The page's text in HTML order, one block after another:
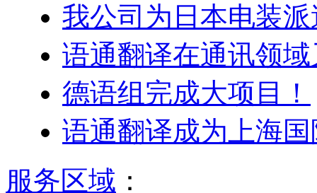
我公司为日本电装
语通翻译在通讯领
德语组完成大项目！
语通翻译成为上海
服务区域 ：